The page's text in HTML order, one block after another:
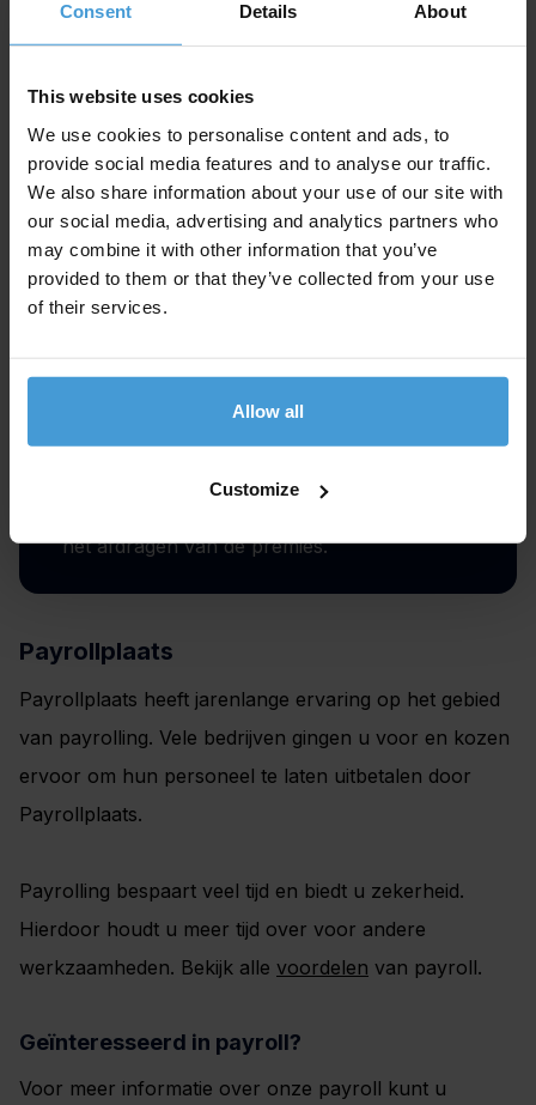
Consent Details About
This website uses cookies
We use cookies to personalise content and ads, to
provide social media features and to analyse our traffic.
We also share information about your use of our site with
our social media, advertising and analytics partners who
may combine it with other information that you’ve
provided to them or that they’ve collected from your use
of their services.
Allow all
Customize
heeft dit de volgende voordelen:
U zet uw personeel in zonder
werkgeversrisico’s;
risico’s;
het afdragen van de premies.
Payrollplaats
Payrollplaats heeft jarenlange ervaring op het gebied
van payrolling. Vele bedrijven gingen u voor en kozen
ervoor om hun personeel te laten uitbetalen door
Payrollplaats.
Payrolling bespaart veel tijd en biedt u zekerheid.
Hierdoor houdt u meer tijd over voor andere
werkzaamheden. Bekijk alle voordelen van payroll.
Geïnteresseerd in payroll?
Voor meer informatie over onze payroll kunt u